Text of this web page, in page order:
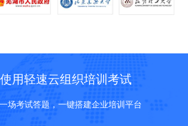
用轻速云组织培训考试
场考试答题，一键搭建企业培训平台